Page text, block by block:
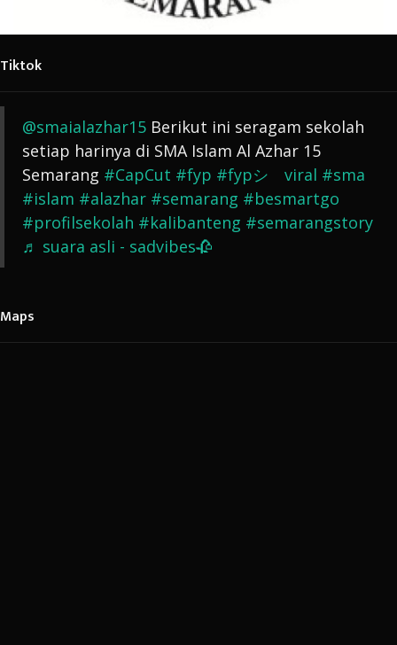
Tiktok
@smaialazhar15 Berikut ini seragam sekolah
setiap harinya di SMA Islam Al Azhar 15
Semarang #CapCut #fyp #fypシ゚viral #sma
#islam #alazhar #semarang #besmartgo
#profilsekolah #kalibanteng #semarangstory
♬ suara asli - sadvibes🥀
Maps